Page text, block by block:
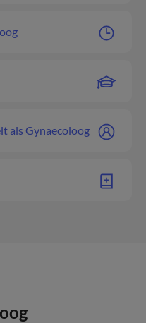
als Gynaecoloog